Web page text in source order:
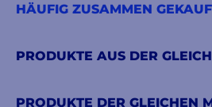
HÄUFIG ZUSAMMEN
PRODUKTE AUS DER
PRODUKTE DER GLEICHEN